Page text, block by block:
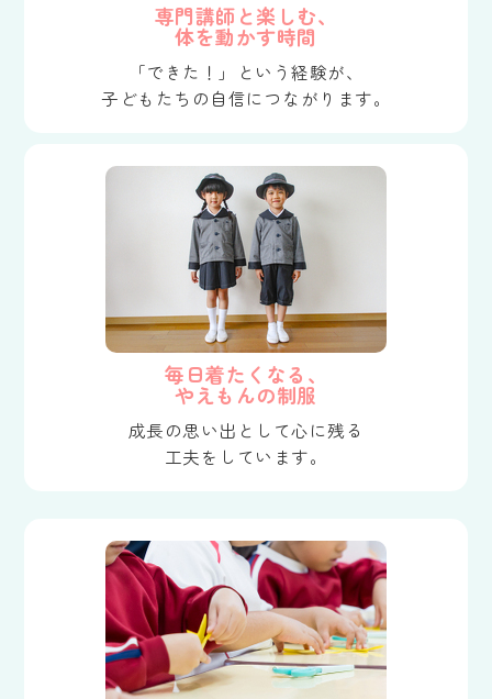
専門講師と楽しむ、
体を動かす時間
「できた！」という経験が、
子どもたちの自信につながります。
毎日着たくなる、
やえもんの制服
成長の思い出として心に残る
工夫をしています。